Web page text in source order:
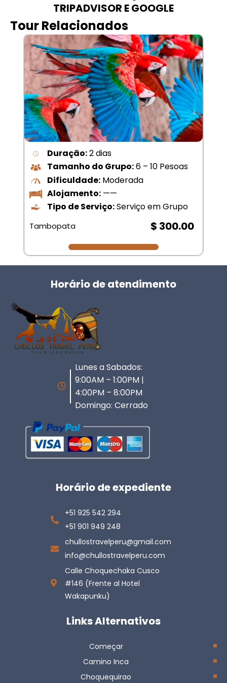
TRIPADVISOR E GOOGLE
Tour Relacionados
Duração:2 dias
Tamanho do Grupo:6 – 10 Pesoas
Dificuldade:Moderada
Alojamento:——
Tipo de Serviço:Serviço em Grupo
Tambopata $ 300.00
Horário de atendimento
Lunes a Sabados:
9:00AM – 1:00PM |
4:00PM – 8:00PM
Domingo: Cerrado
Horário de expediente
+51 925 542 294
+51 901 949 248
chullostravelperu@gmail.com
info@chullostravelperu.com
Calle Choquechaka Cusco
#146 (Frente al Hotel
Wakapunku)
Links Alternativos
Começar
Camino Inca
Choquequirao